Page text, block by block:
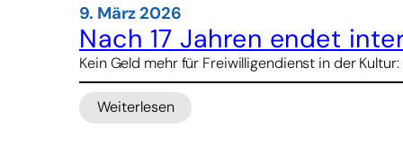
belgischen
Lüttich
9. März 2026
Nach 17 Jahren endet
Kein Geld mehr für Freiwilligendienst in der
Weiterlesen
: